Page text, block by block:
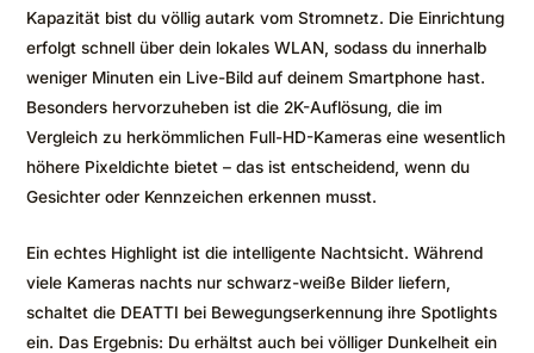
Kapazität bist du völlig autark vom Stromnetz. Die Einrichtung
erfolgt schnell über dein lokales WLAN, sodass du innerhalb
weniger Minuten ein Live-Bild auf deinem Smartphone hast.
Besonders hervorzuheben ist die 2K-Auflösung, die im
Vergleich zu herkömmlichen Full-HD-Kameras eine wesentlich
höhere Pixeldichte bietet – das ist entscheidend, wenn du
Gesichter oder Kennzeichen erkennen musst.
Ein echtes Highlight ist die intelligente Nachtsicht. Während
viele Kameras nachts nur schwarz-weiße Bilder liefern,
schaltet die DEATTI bei Bewegungserkennung ihre Spotlights
ein. Das Ergebnis: Du erhältst auch bei völliger Dunkelheit ein